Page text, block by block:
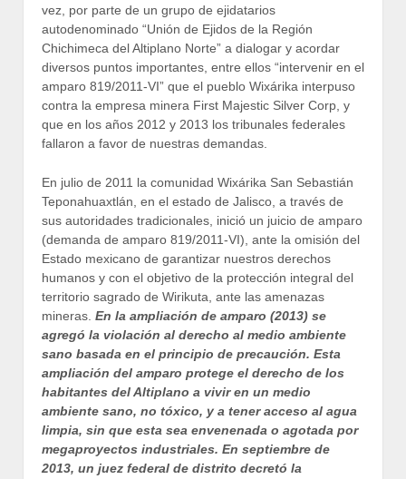
vez, por parte de un grupo de ejidatarios
autodenominado “Unión de Ejidos de la Región
Chichimeca del Altiplano Norte” a dialogar y acordar
diversos puntos importantes, entre ellos “intervenir en el
amparo 819/2011-VI” que el pueblo Wixárika interpuso
contra la empresa minera First Majestic Silver Corp, y
que en los años 2012 y 2013 los tribunales federales
fallaron a favor de nuestras demandas.
En julio de 2011 la comunidad Wixárika San Sebastián
Teponahuaxtlán, en el estado de Jalisco, a través de
sus autoridades tradicionales, inició un juicio de amparo
(demanda de amparo 819/2011-VI), ante la omisión del
Estado mexicano de garantizar nuestros derechos
humanos y con el objetivo de la protección integral del
territorio sagrado de Wirikuta, ante las amenazas
mineras. En la ampliación de amparo (2013) se
agregó la violación al derecho al medio ambiente
sano basada en el principio de precaución. Esta
ampliación del amparo protege el derecho de los
habitantes del Altiplano a vivir en un medio
ambiente sano, no tóxico, y a tener acceso al agua
limpia, sin que esta sea envenenada o agotada por
megaproyectos industriales. En septiembre de
2013, un juez federal de distrito decretó la